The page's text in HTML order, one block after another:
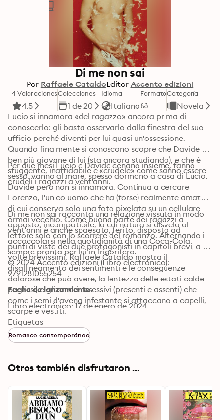
Di me non sai
Por Raffaele CataldoEditor Accento edizioni
4 Valoraciones
4.5
Colecciones
1 de 20
Idioma
Italiano
FormatoCategoría
Novela
Lucio si innamora «del ragazzo» ancora prima di
conoscerlo: gli basta osservarlo dalla finestra del suo
ufficio perché diventi per lui quasi un'ossessione.
Quando finalmente si conoscono scopre che Davide è
ben più giovane di lui (sta ancora studiando), e che è
sfuggente, inaffidabile e «crudele» come sanno essere
crudeli i ragazzi a vent'anni.
Per due mesi Lucio e Davide cenano insieme, fanno
sesso, vanno al mare, spesso dormono a casa di Lucio.
Davide però non si innamora. Continua a cercare
Lorenzo, l'unico uomo che ha (forse) realmente amato e
di cui conserva solo una foto pixelata su un cellulare
ormai vecchio. Come buona parte dei ragazzi a
vent'anni è anche spaesato, ferito, disposto ad
accoccolarsi nella quotidianità di una Coca-Cola
sempre pronta per lui in frigorifero.
Di me non sai racconta una relazione vissuta in modo
opposto, incompatibile, la cui natura si disvela al
lettore solo con lo scorrere del romanzo. Alternando i
punti di vista dei due protagonisti in capitoli brevi, a
volte brevissimi, Raffaele Cataldo mostra il
disallineamento dei sentimenti e le conseguenze
dolorose che può avere, la lentezza delle estati calde
pugliesi, e gli amori ossessivi (presenti e assenti) che
come i semi d'avena infestante si attaccano a capelli,
scarpe e vestiti.
© 2024 Accento edizioni (Libro electrónico):
9791281055254
Fecha de lanzamiento
Libro electrónico: 17 de enero de 2024
Etiquetas
Romance contemporáneo
Otros también disfrutaron ...